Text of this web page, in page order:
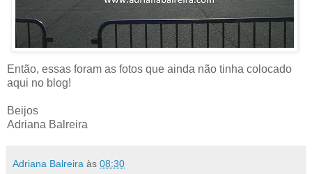
Então, essas foram as fotos que ainda não tinha colocado
aqui no blog!
Beijos
Adriana Balreira
Adriana Balreira às 08:30